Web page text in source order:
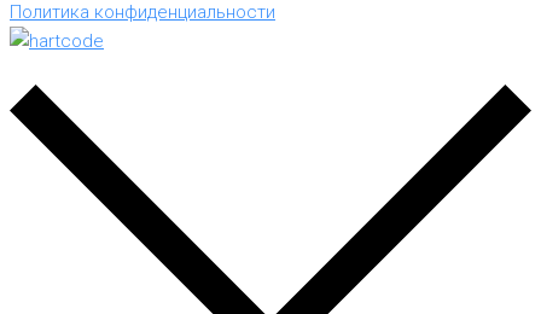
Политика конфиденциальности